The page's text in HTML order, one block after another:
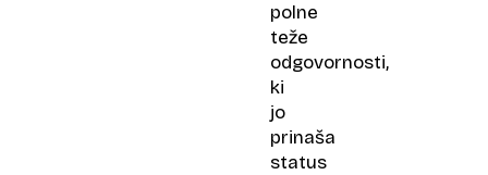
polne
teže
odgovornosti,
ki
jo
prinaša
status